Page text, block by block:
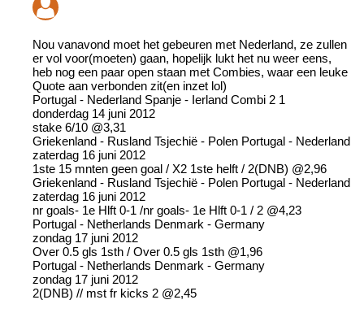
Nou vanavond moet het gebeuren met Nederland, ze zullen
er vol voor(moeten) gaan, hopelijk lukt het nu weer eens,
heb nog een paar open staan met Combies, waar een leuke
Quote aan verbonden zit(en inzet lol)
Portugal - Nederland Spanje - Ierland Combi 2 1
donderdag 14 juni 2012
stake 6/10 @3,31
Griekenland - Rusland Tsjechië - Polen Portugal - Nederland
zaterdag 16 juni 2012
1ste 15 mnten geen goal / X2 1ste helft / 2(DNB) @2,96
Griekenland - Rusland Tsjechië - Polen Portugal - Nederland
zaterdag 16 juni 2012
nr goals- 1e Hlft 0-1 /nr goals- 1e Hlft 0-1 / 2 @4,23
Portugal - Netherlands Denmark - Germany
zondag 17 juni 2012
Over 0.5 gls 1sth / Over 0.5 gls 1sth @1,96
Portugal - Netherlands Denmark - Germany
zondag 17 juni 2012
2(DNB) // mst fr kicks 2 @2,45